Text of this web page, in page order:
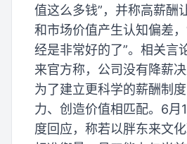
值这么多钱”，并称高薪酬
和市场价值产生认知偏差
经是非常好的了”。相关言
来官方称，公司没有降薪
为了建立更科学的薪酬制
力、创造价值相匹配。6月
度回应，称若以胖东来文